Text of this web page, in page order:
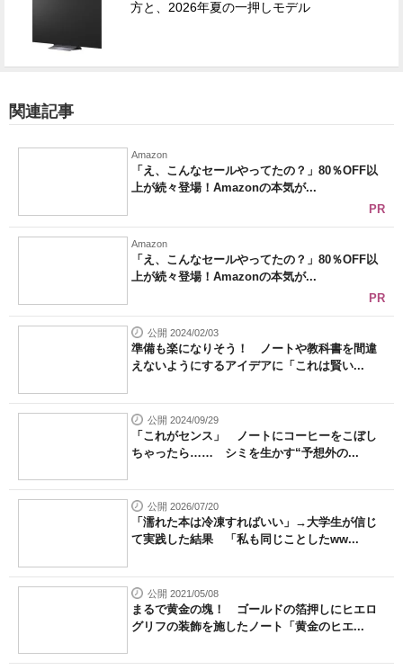
方と、2026年夏の一押しモデル
関連記事
Amazon
「え、こんなセールやってたの？」80％OFF以
上が続々登場！Amazonの本気が...
PR
Amazon
「え、こんなセールやってたの？」80％OFF以
上が続々登場！Amazonの本気が...
PR
公開 2024/02/03
準備も楽になりそう！ ノートや教科書を間違
えないようにするアイデアに「これは賢い...
公開 2024/09/29
「これがセンス」 ノートにコーヒーをこぼし
ちゃったら…… シミを生かす“予想外の...
公開 2026/07/20
「濡れた本は冷凍すればいい」→大学生が信じ
て実践した結果 「私も同じことしたww...
公開 2021/05/08
まるで黄金の塊！ ゴールドの箔押しにヒエロ
グリフの装飾を施したノート「黄金のヒエ...